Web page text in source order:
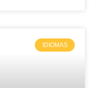
IDIOMAS